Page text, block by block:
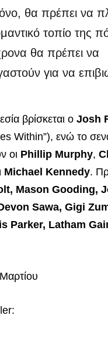
θα πρέπει να
τοπίο της
θα πρέπει να
για να
βρίσκεται ο Josh
Within”), ενώ το
οι Phillip Murphy,
Michael Kennedy.
Mason Gooding,
Sawa, Gigi
Parker, Latham